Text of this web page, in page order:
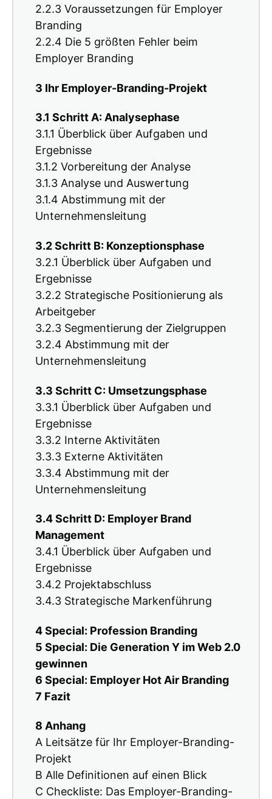
2.2.3 Voraussetzungen für Employer
Branding
2.2.4 Die 5 größten Fehler beim
Employer Branding
3 Ihr Employer-Branding-Projekt
3.1 Schritt A: Analysephase
3.1.1 Überblick über Aufgaben und
Ergebnisse
3.1.2 Vorbereitung der Analyse
3.1.3 Analyse und Auswertung
3.1.4 Abstimmung mit der
Unternehmensleitung
3.2 Schritt B: Konzeptionsphase
3.2.1 Überblick über Aufgaben und
Ergebnisse
3.2.2 Strategische Positionierung als
Arbeitgeber
3.2.3 Segmentierung der Zielgruppen
3.2.4 Abstimmung mit der
Unternehmensleitung
3.3 Schritt C: Umsetzungsphase
3.3.1 Überblick über Aufgaben und
Ergebnisse
3.3.2 Interne Aktivitäten
3.3.3 Externe Aktivitäten
3.3.4 Abstimmung mit der
Unternehmensleitung
3.4 Schritt D: Employer Brand
Management
3.4.1 Überblick über Aufgaben und
Ergebnisse
3.4.2 Projektabschluss
3.4.3 Strategische Markenführung
4 Special: Profession Branding
5 Special: Die Generation Y im Web 2.0
gewinnen
6 Special: Employer Hot Air Branding
7 Fazit
8 Anhang
A Leitsätze für Ihr Employer-Branding-
Projekt
B Alle Definitionen auf einen Blick
C Checkliste: Das Employer-Branding-